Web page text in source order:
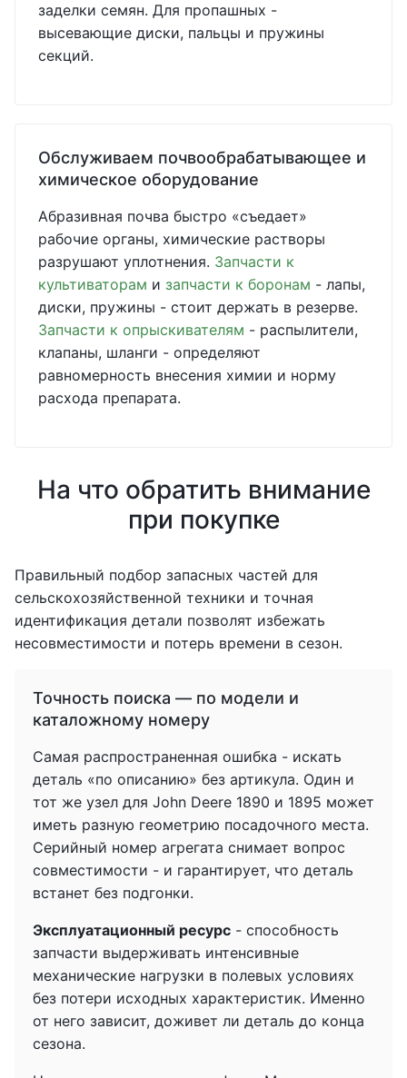
заделки семян. Для пропашных -
высевающие диски, пальцы и пружины
секций.
Обслуживаем почвообрабатывающее и
химическое оборудование
Абразивная почва быстро «съедает»
рабочие органы, химические растворы
разрушают уплотнения. Запчасти к
культиваторам и запчасти к боронам - лапы,
диски, пружины - стоит держать в резерве.
Запчасти к опрыскивателям - распылители,
клапаны, шланги - определяют
равномерность внесения химии и норму
расхода препарата.
На что обратить внимание
при покупке
Правильный подбор запасных частей для
сельскохозяйственной техники и точная
идентификация детали позволят избежать
несовместимости и потерь времени в сезон.
Точность поиска — по модели и
каталожному номеру
Самая распространенная ошибка - искать
деталь «по описанию» без артикула. Один и
тот же узел для John Deere 1890 и 1895 может
иметь разную геометрию посадочного места.
Серийный номер агрегата снимает вопрос
совместимости - и гарантирует, что деталь
встанет без подгонки.
Эксплуатационный ресурс - способность
запчасти выдерживать интенсивные
механические нагрузки в полевых условиях
без потери исходных характеристик. Именно
от него зависит, доживет ли деталь до конца
сезона.